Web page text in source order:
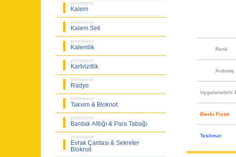
promosyon
Kalem
promosyon
Kalem Seti
promosyon
Kalemlik
promosyon
Kartvizitlik
promosyon
Radyo
promosyon
Takvim & Bloknot
promosyon
Bardak Altlığı & Para Tabağı
promosyon
Evrak Çantası & Sekreter
Bloknot
Renk
Ambalaj
Uygulanabilir
Baskı Fiyatı
Teslimat